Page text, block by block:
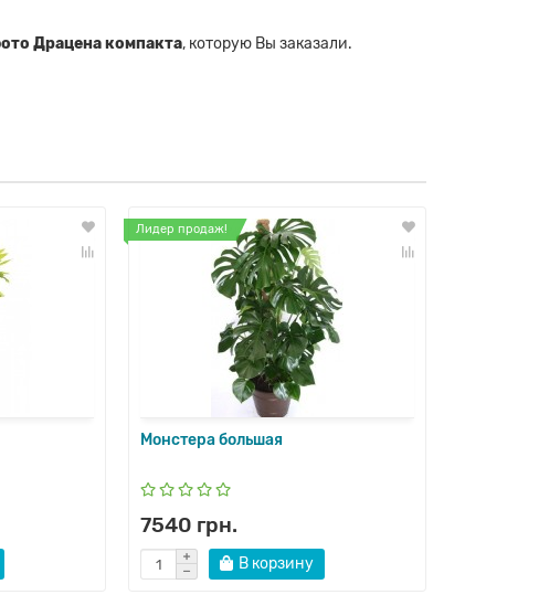
Драцена компакта, которую Вы заказали.
Лидер продаж!
Монстера большая
7540 грн.
В корзину